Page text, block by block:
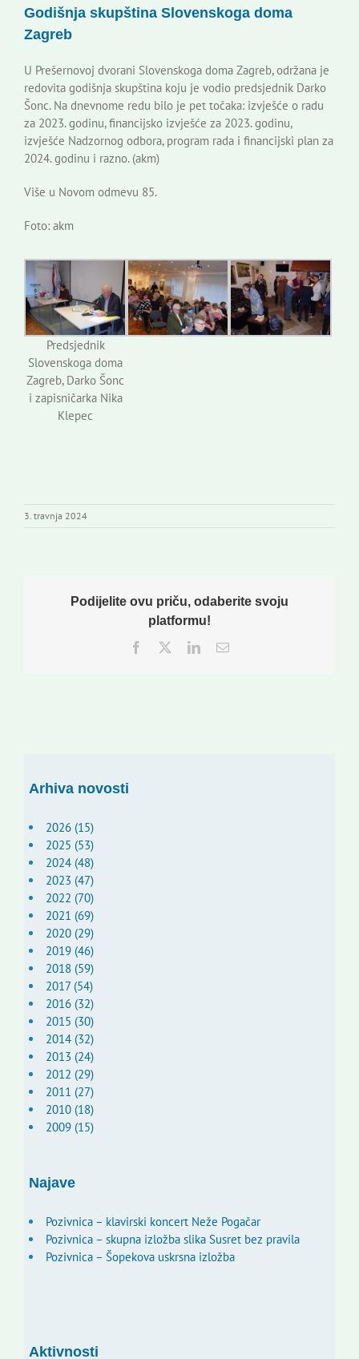
Korisne informacije
Godišnja skupština Slovenskoga doma
Zagreb
U Prešernovoj dvorani Slovenskoga doma Zagreb, održana je
redovita godišnja skupština koju je vodio predsjednik Darko
Šonc. Na dnevnome redu bilo je pet točaka: izvješće o radu
za 2023. godinu, financijsko izvješće za 2023. godinu,
izvješće Nadzornog odbora, program rada i financijski plan za
2024. godinu i razno. (akm)
Više u Novom odmevu 85.
Foto: akm
Predsjednik
Slovenskoga doma
Zagreb, Darko Šonc
i zapisničarka Nika
Klepec
3. travnja 2024
Podijelite ovu priču, odaberite svoju
platformu!
Facebook
TwitterLinkedInEmail:
Arhiva novosti
2026 (15)
2025 (53)
2024 (48)
2023 (47)
2022 (70)
2021 (69)
2020 (29)
2019 (46)
2018 (59)
2017 (54)
2016 (32)
2015 (30)
2014 (32)
2013 (24)
2012 (29)
2011 (27)
2010 (18)
2009 (15)
Najave
Pozivnica – klavirski koncert Neže Pogačar
Pozivnica – skupna izložba slika Susret bez pravila
Pozivnica – Šopekova uskrsna izložba
Aktivnosti